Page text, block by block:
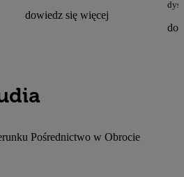
dowiedz się więcej
Pośrednictwo w Obrocie